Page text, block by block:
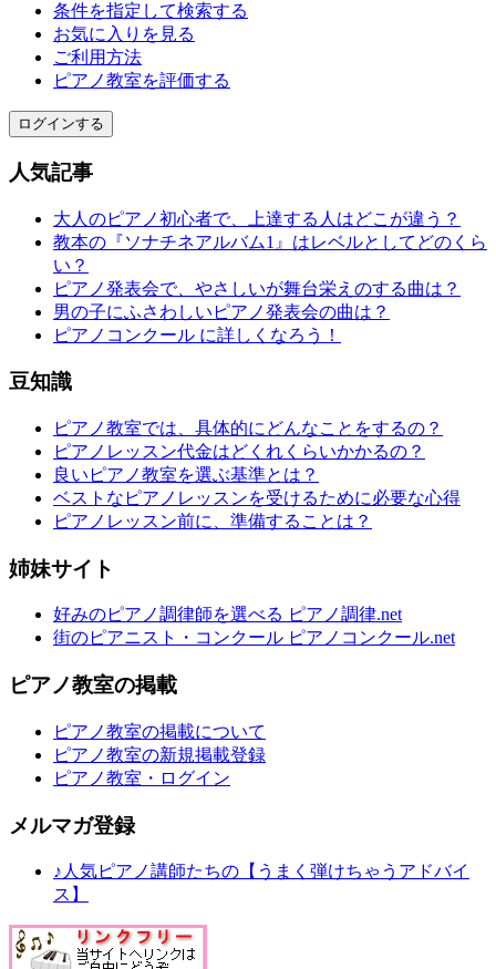
条件を指定して検索する
お気に入りを見る
ご利用方法
ピアノ教室を評価する
ログインする
人気記事
大人のピアノ初心者で、上達する人はどこが違う？
教本の『ソナチネアルバム1』はレベルとしてどのくら
い？
ピアノ発表会で、やさしいが舞台栄えのする曲は？
男の子にふさわしいピアノ発表会の曲は？
ピアノコンクール に詳しくなろう！
豆知識
ピアノ教室では、具体的にどんなことをするの？
ピアノレッスン代金はどくれくらいかかるの？
良いピアノ教室を選ぶ基準とは？
ベストなピアノレッスンを受けるために必要な心得
ピアノレッスン前に、準備することは？
姉妹サイト
好みのピアノ調律師を選べる ピアノ調律.net
街のピアニスト・コンクール ピアノコンクール.net
ピアノ教室の掲載
ピアノ教室の掲載について
ピアノ教室の新規掲載登録
ピアノ教室・ログイン
メルマガ登録
♪人気ピアノ講師たちの【うまく弾けちゃうアドバイ
ス】